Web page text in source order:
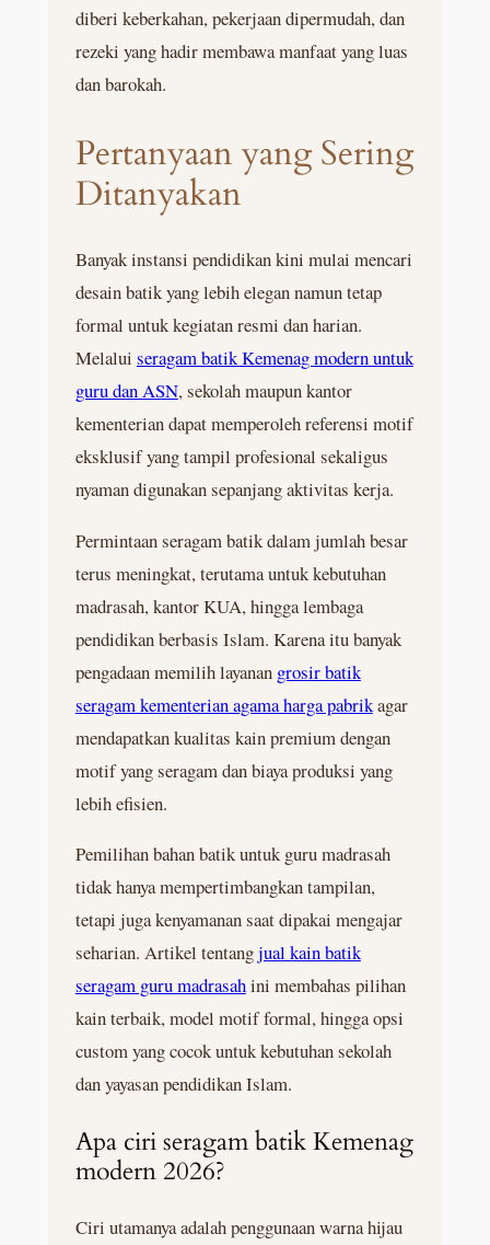
diberi keberkahan, pekerjaan dipermudah, dan
rezeki yang hadir membawa manfaat yang luas
dan barokah.
Pertanyaan yang Sering
Ditanyakan
Banyak instansi pendidikan kini mulai mencari
desain batik yang lebih elegan namun tetap
formal untuk kegiatan resmi dan harian.
Melalui seragam batik Kemenag modern untuk
guru dan ASN, sekolah maupun kantor
kementerian dapat memperoleh referensi motif
eksklusif yang tampil profesional sekaligus
nyaman digunakan sepanjang aktivitas kerja.
Permintaan seragam batik dalam jumlah besar
terus meningkat, terutama untuk kebutuhan
madrasah, kantor KUA, hingga lembaga
pendidikan berbasis Islam. Karena itu banyak
pengadaan memilih layanan grosir batik
seragam kementerian agama harga pabrikagar
mendapatkan kualitas kain premium dengan
motif yang seragam dan biaya produksi yang
lebih efisien.
Pemilihan bahan batik untuk guru madrasah
tidak hanya mempertimbangkan tampilan,
tetapi juga kenyamanan saat dipakai mengajar
seharian. Artikel tentangjual kain batik
seragam guru madrasahini membahas pilihan
kain terbaik, model motif formal, hingga opsi
custom yang cocok untuk kebutuhan sekolah
dan yayasan pendidikan Islam.
Apa ciri seragam batik Kemenag
modern 2026?
Ciri utamanya adalah penggunaan warna hijau